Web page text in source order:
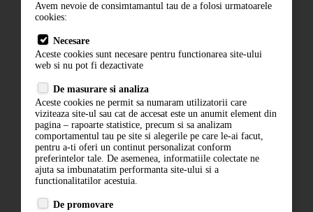
Cum comand
Livrare
Contact
Politica de confidentialitate
ANPC
Avem nevoie de consimtamantul tau de a folosi urmatoarele
cookies:
Necesare
Aceste cookies sunt necesare pentru functionarea site-ului
web si nu pot fi dezactivate
De masurare si analiza
Aceste cookies ne permit sa numaram utilizatorii care
viziteaza site-ul sau cat de accesat este un anumit element din
pagina – rapoarte statistice, precum si sa analizam
comportamentul tau pe site si alegerile pe care le-ai facut,
pentru a-ti oferi un continut personalizat conform
preferintelor tale. De asemenea, informatiile colectate ne
ajuta sa imbunatatim performanta site-ului si a
functionalitatilor acestuia.
De promovare